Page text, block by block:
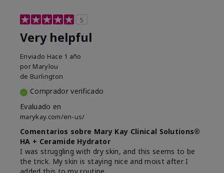
5
Very helpful
Enviado Hace 1 año
por Marylou
de Burlington
Comprador verificado
Evaluado en
marykay.com/en-us/
Comentarios sobre Mary Kay Clinical Solutions®
HA + Ceramide Hydrator
I was struggling with dry skin, and this seems to be
the trick. My skin is staying nice and moist after I